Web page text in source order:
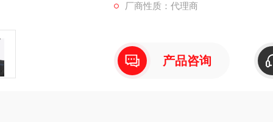
厂商性质：代理商
产品咨询